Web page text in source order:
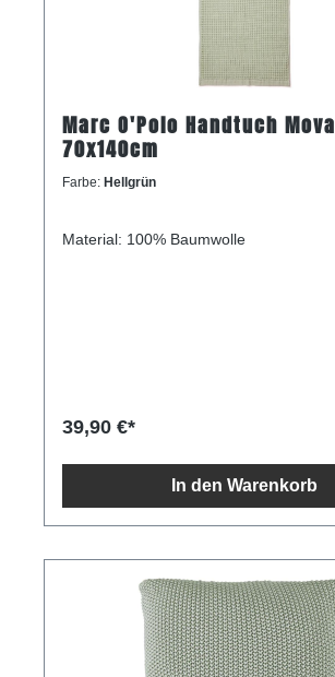
Marc O'Polo Handtuch Mova
70x140cm
Farbe: Hellgrün
Material: 100% Baumwolle
39,90 €*
In den Warenkorb